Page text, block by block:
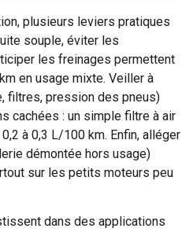
plusieurs leviers pratiques
souple, éviter les
les freinages permettent
en usage mixte. Veiller à
filtres, pression des pneus)
cachées : un simple filtre à air
à 0,3 L/100 km. Enfin, alléger
démontée hors usage)
sur les petits moteurs peu
dans des applications